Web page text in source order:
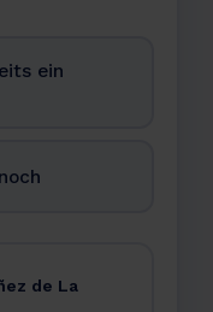
ein
de La